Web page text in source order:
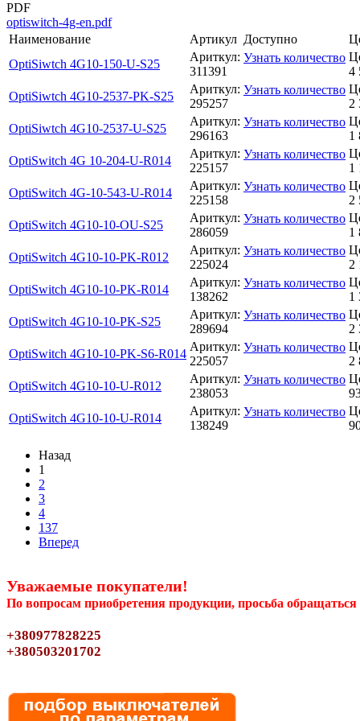
PDF
optiswitch-4g-en.pdf
Наименование
Артикул Доступно
OptiSiwtch 4G10-150-U-S25
Ариткул:
311391
Узнать количество
4
OptiSiwtch 4G10-2537-PK-S25
Ариткул:
295257
Узнать количество
2
OptiSiwtch 4G10-2537-U-S25
Ариткул:
296163
Узнать количество
1
OptiSwitch 4G 10-204-U-R014
Ариткул:
225157
Узнать количество
1
OptiSwitch 4G-10-543-U-R014
Ариткул:
225158
Узнать количество
2
OptiSwitch 4G10-10-OU-S25
Ариткул:
286059
Узнать количество
1
OptiSwitch 4G10-10-PK-R012
Ариткул:
225024
Узнать количество
2
OptiSwitch 4G10-10-PK-R014
Ариткул:
138262
Узнать количество
1
OptiSwitch 4G10-10-PK-S25
Ариткул:
289694
Узнать количество
2
OptiSwitch 4G10-10-PK-S6-R014
Ариткул:
225057
Узнать количество
2
OptiSwitch 4G10-10-U-R012
Ариткул:
238053
Узнать количество
OptiSwitch 4G10-10-U-R014
Ариткул:
138249
Узнать количество
Назад
1
2
3
4
137
Вперед
Уважаемые покупатели!
По вопросам приобретения продукции, просьба
+380977828225
+380503201702